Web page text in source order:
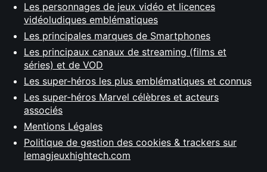
Les personnages de jeux vidéo et licences
vidéoludiques emblématiques
Les principales marques de Smartphones
Les principaux canaux de streaming (films et
séries) et de VOD
Les super-héros les plus emblématiques et connus
Les super-héros Marvel célèbres et acteurs
associés
Mentions Légales
Politique de gestion des cookies & trackers sur
lemagjeuxhightech.com